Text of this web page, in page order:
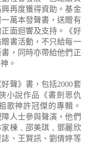
再度獲得資助。基金
萬本發聲書，送贈有
面迴響及支持。《好
書活動，不只給每一
，同時亦帶給他們正
。
聲》書，包括2000套
小說作品《書劍恩仇
歌神許冠傑的專輯。
人士參與聲演，他們
棟﹑邵美琪﹑鄧麗欣
、王賢訊、劉倩婷等